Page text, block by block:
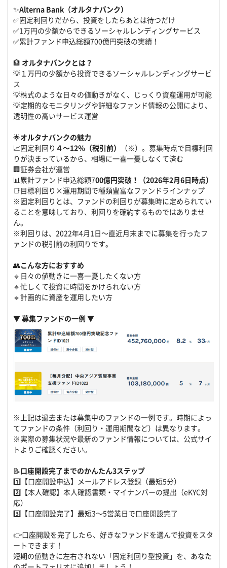
✨Alterna Bank（オルタナバンク）
✅固定利回りだから、投資をしたらあとは待つだけ
✅1万円の少額からできるソーシャルレンディングサービス
✅累計ファンド申込総額700億円突破の実績！
🏦 オルタナバンクとは？
💡１万円の少額から投資できるソーシャルレンディングサービ
ス
💡株式のような日々の値動きがなく、じっくり資産運用が可能
💡定期的なモニタリングや詳細なファンド情報の公開により、
透明性の高いサービス運営
🌟オルタナバンクの魅力
📈固定利回り ４～12％（税引前）
（※）。募集時点で目標利回
りが決まっているから、相場に一喜一憂しなくて済む
🏢証券会社が運営
📊累計ファンド申込総額700億円突破！（2026年2月6日時点）
📑目標利回り×運用期間で種類豊富なファンドラインナップ
※固定利回りとは、ファンドの利回りが募集時に定められてい
ることを意味しており、利回りを確約するものではありませ
ん。
※利回りは、2022年4月1日～直近月末までに募集を行ったフ
ァンドの税引前の利回りです。
👥こんな方におすすめ
🔹日々の値動きに一喜一憂したくない方
🔹忙しくて投資に時間をかけられない方
🔹計画的に資産を運用したい方
▼ 募集ファンドの一例 ▼
※上記は過去または募集中のファンドの一例です。時期によっ
てファンドの条件（利回り・運用期間など）は異なります。
※実際の募集状況や最新のファンド情報については、公式サイ
トよりご確認ください。
📝口座開設完了までのかんたん3ステップ
1️⃣【口座開設申込】メールアドレス登録（最短5分）
2️⃣【本人確認】本人確認書類・マイナンバーの提出（eKYC対
応）
3️⃣【口座開設完了】最短3～5営業日で口座開設完了
👉口座開設を完了したら、好きなファンドを選んで投資をスタ
ートできます！
短期の値動きに左右されない「固定利回り型投資」を、あなた